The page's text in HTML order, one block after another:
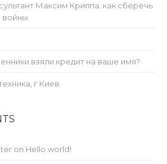
Максим Криппа: как сберечь
войны
взяли кредит на ваше имя?
г Киев
on Hello world!